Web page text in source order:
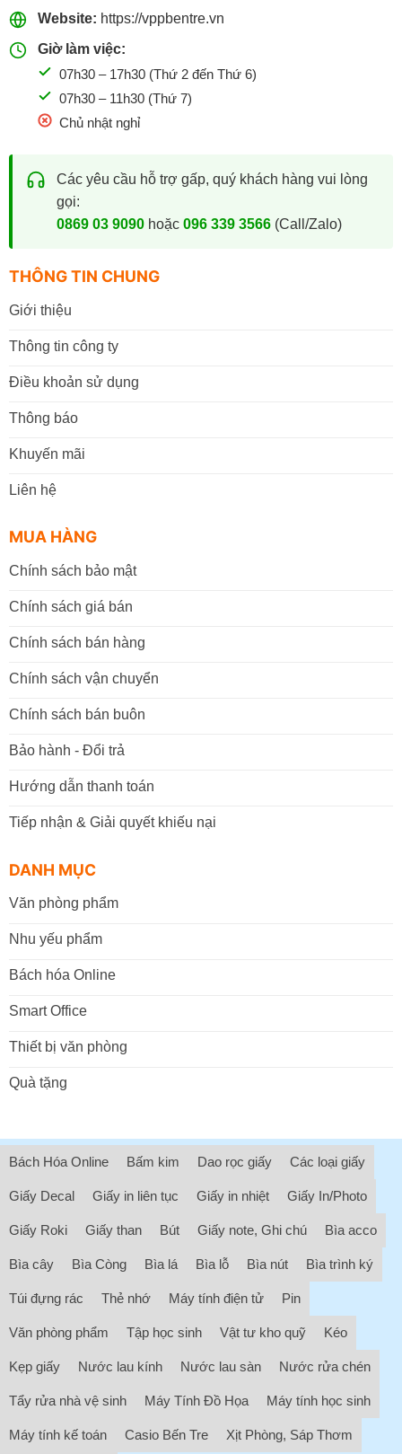
Website: https://vppbentre.vn
Giờ làm việc:
07h30 – 17h30 (Thứ 2 đến Thứ 6)
07h30 – 11h30 (Thứ 7)
Chủ nhật nghỉ
Các yêu cầu hỗ trợ gấp, quý khách hàng vui lòng
gọi:
0869 03 9090hoặc 096 339 3566(Call/Zalo)
THÔNG TIN CHUNG
Giới thiệu
Thông tin công ty
Điều khoản sử dụng
Thông báo
Khuyến mãi
Liên hệ
MUA HÀNG
Chính sách bảo mật
Chính sách giá bán
Chính sách bán hàng
Chính sách vận chuyển
Chính sách bán buôn
Bảo hành - Đổi trả
Hướng dẫn thanh toán
Tiếp nhận & Giải quyết khiếu nại
DANH MỤC
Văn phòng phẩm
Nhu yếu phẩm
Bách hóa Online
Smart Office
Thiết bị văn phòng
Quà tặng
Bách Hóa Online Bấm kim Dao rọc giấy Các loại giấy
Giấy Decal Giấy in liên tục Giấy in nhiệt Giấy In/Photo
Giấy Roki Giấy than Bút Giấy note, Ghi chú Bìa acco
Bìa cây Bìa Còng Bìa lá Bìa lỗ Bìa nút Bìa trình ký
Túi đựng rác Thẻ nhớ Máy tính điện tử Pin
Văn phòng phẩm Tập học sinh Vật tư kho quỹ Kéo
Kẹp giấy Nước lau kính Nước lau sàn Nước rửa chén
Tẩy rửa nhà vệ sinh Máy Tính Đồ Họa Máy tính học sinh
Máy tính kế toán Casio Bến Tre Xịt Phòng, Sáp Thơm